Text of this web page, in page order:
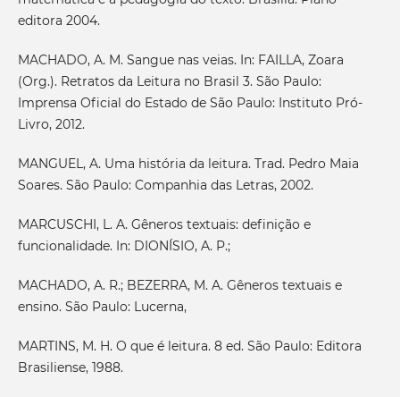
editora 2004.
MACHADO, A. M. Sangue nas veias. In: FAILLA, Zoara
(Org.). Retratos da Leitura no Brasil 3. São Paulo:
Imprensa Oficial do Estado de São Paulo: Instituto Pró-
Livro, 2012.
MANGUEL, A. Uma história da leitura. Trad. Pedro Maia
Soares. São Paulo: Companhia das Letras, 2002.
MARCUSCHI, L. A. Gêneros textuais: definição e
funcionalidade. In: DIONÍSIO, A. P.;
MACHADO, A. R.; BEZERRA, M. A. Gêneros textuais e
ensino. São Paulo: Lucerna,
MARTINS, M. H. O que é leitura. 8 ed. São Paulo: Editora
Brasiliense, 1988.